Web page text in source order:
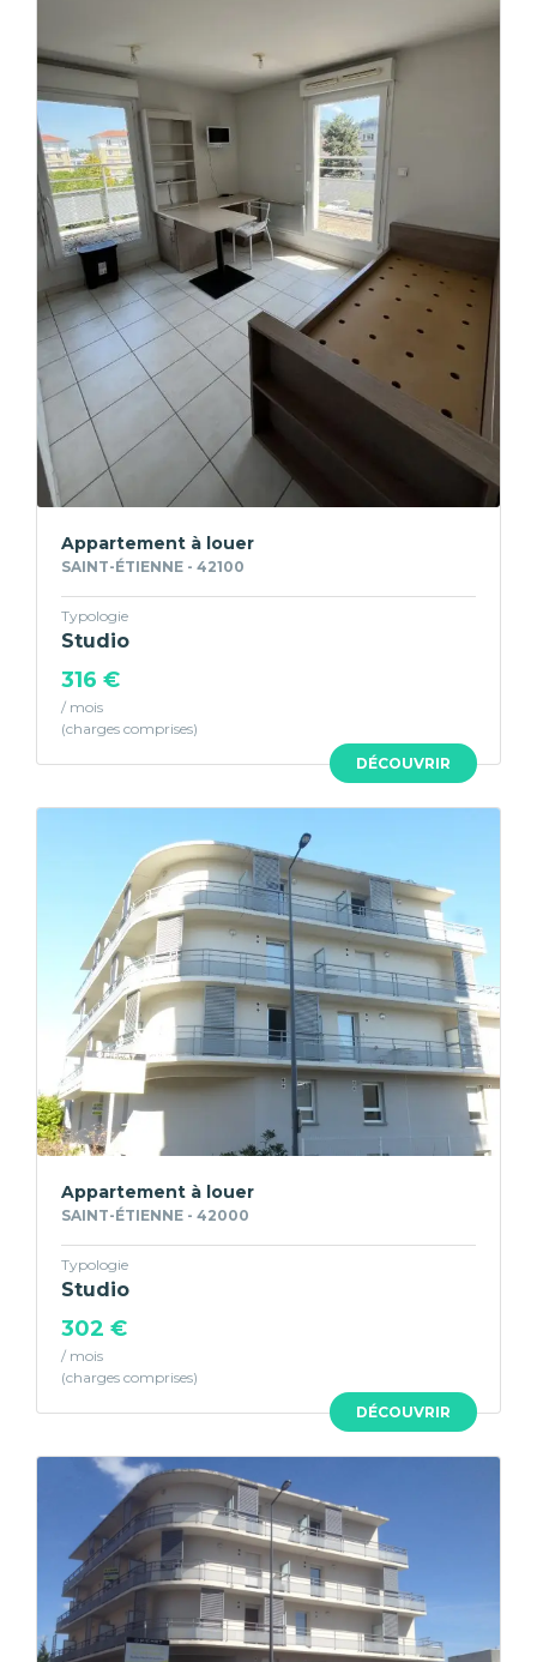
DÉCOUVRIR
Appartement à louer
SAINT-ÉTIENNE - 42100
Typologie
Studio
316 €
/ mois
DÉCOUVRIR
Appartement à louer
SAINT-ÉTIENNE - 42000
Typologie
Studio
302 €
/ mois